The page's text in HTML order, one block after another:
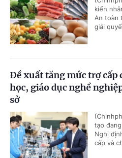
kiến
An toàn
giải
Đề xuất tăng mức trợ cấp
học, giáo dục nghề
sở
tạo
Nghị
cấp và